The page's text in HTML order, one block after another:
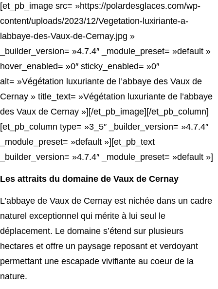
[et_pb_image src= »https://polardesglaces.com/wp-
content/uploads/2023/12/Vegetation-luxiriante-a-
labbaye-des-Vaux-de-Cernay.jpg »
_builder_version= »4.7.4″ _module_preset= »default »
hover_enabled= »0″ sticky_enabled= »0″
alt= »Végétation luxuriante de l’abbaye des Vaux de
Cernay » title_text= »Végétation luxuriante de l’abbaye
des Vaux de Cernay »][/et_pb_image][/et_pb_column]
[et_pb_column type= »3_5″ _builder_version= »4.7.4″
_module_preset= »default »][et_pb_text
_builder_version= »4.7.4″ _module_preset= »default »]
Les attraits du domaine de Vaux de Cernay
L’abbaye de Vaux de Cernay est nichée dans un cadre
naturel exceptionnel qui mérite à lui seul le
déplacement. Le domaine s’étend sur plusieurs
hectares et offre un paysage reposant et verdoyant
permettant une escapade vivifiante au coeur de la
nature.